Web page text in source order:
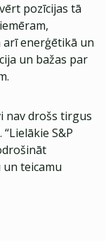
pozīcijas tā
arī enerģētikā un
un bažas par
nav drošs tirgus
S&P
teicamu